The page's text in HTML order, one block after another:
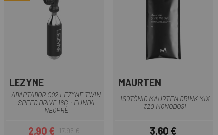
LEZYNE
ADAPTADOR CO2 LEZYNE TWIN
SPEED DRIVE 16G + FUNDA
NEOPRÈ
2,90 € 17,95 €
MAURTEN
ISOTÒNIC MAURTEN DRINK MIX
320 MONODOSI
3,60 €